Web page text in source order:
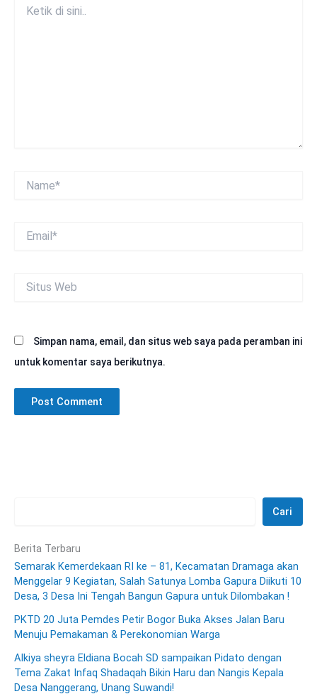
Web
Simpan nama, email, dan situs web saya pada peramban ini
untuk komentar saya berikutnya.
Cari
Berita Terbaru
Semarak Kemerdekaan RI ke – 81, Kecamatan Dramaga akan
Menggelar 9 Kegiatan, Salah Satunya Lomba Gapura Diikuti 10
Desa, 3 Desa Ini Tengah Bangun Gapura untuk Dilombakan !
PKTD 20 Juta Pemdes Petir Bogor Buka Akses Jalan Baru
Menuju Pemakaman & Perekonomian Warga
Alkiya sheyra Eldiana Bocah SD sampaikan Pidato dengan
Tema Zakat Infaq Shadaqah Bikin Haru dan Nangis Kepala
Desa Nanggerang, Unang Suwandi!